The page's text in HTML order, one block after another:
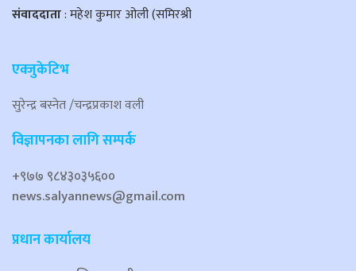
संवाददाता: महेश कुमार ओली (समिरश्री
एक्जुकेटिभ
सुरेन्द्र बस्नेत /चन्द्रप्रकाश वली
विज्ञापनका लागि सम्पर्क
+९७७ ९८४३०३५६००
news.salyannews@gmail.com
प्रधान कार्यालय